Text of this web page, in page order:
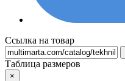
Ссылка на товар
Таблица размеров
×